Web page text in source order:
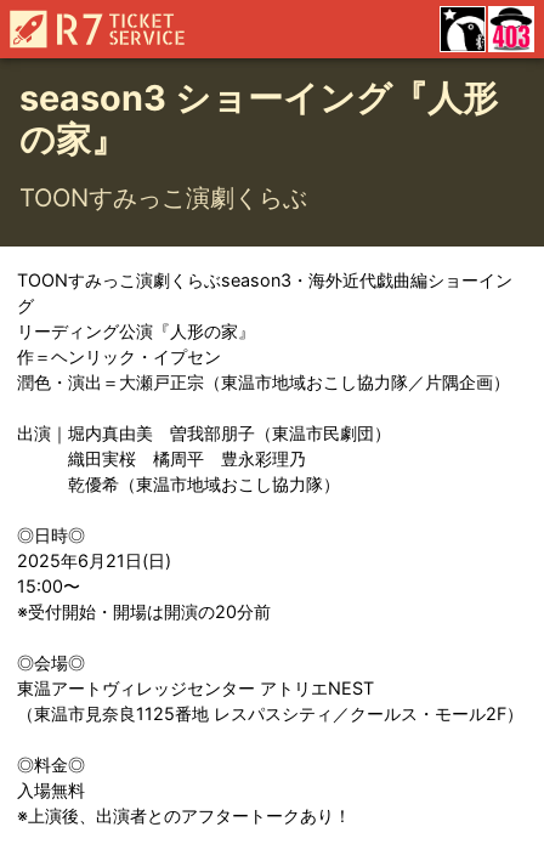
season3 ショーイング『人形
の家』
TOONすみっこ演劇くらぶ
TOONすみっこ演劇くらぶseason3・海外近代戯曲編ショーイン
グ
リーディング公演『人形の家』
作＝ヘンリック・イプセン
潤色・演出＝大瀬戸正宗（東温市地域おこし協力隊／片隅企画）
出演｜堀内真由美 曽我部朋子（東温市民劇団）
織田実桜 橘周平 豊永彩理乃
乾優希（東温市地域おこし協力隊）
◎日時◎
2025年6月21日(日)
15:00〜
※受付開始・開場は開演の20分前
◎会場◎
東温アートヴィレッジセンター アトリエNEST
（東温市見奈良1125番地 レスパスシティ／クールス・モール2F）
◎料金◎
入場無料
※上演後、出演者とのアフタートークあり！